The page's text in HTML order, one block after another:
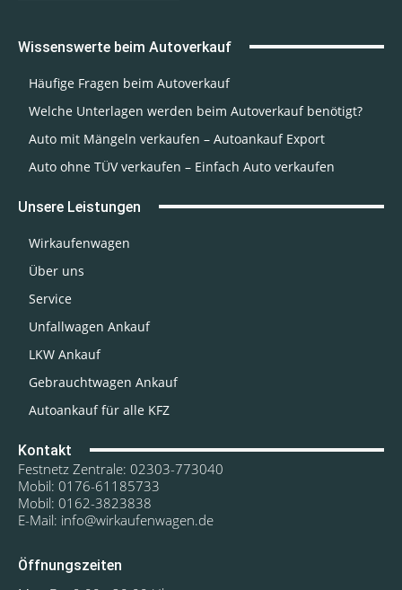
Wissenswerte beim Autoverkauf
Häufige Fragen beim Autoverkauf
Welche Unterlagen werden beim Autoverkauf benötigt?
Auto mit Mängeln verkaufen – Autoankauf Export
Auto ohne TÜV verkaufen – Einfach Auto verkaufen
Unsere Leistungen
Wirkaufenwagen
Über uns
Service
Unfallwagen Ankauf
LKW Ankauf
Gebrauchtwagen Ankauf
Autoankauf für alle KFZ
Kontakt
Festnetz Zentrale: 02303-773040
Mobil: 0176-61185733
Mobil: 0162-3823838
E-Mail: info@wirkaufenwagen.de
Öffnungszeiten